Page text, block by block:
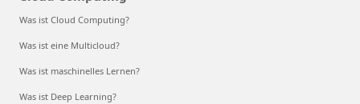
Was ist Cloud Computing?
Was ist eine Multicloud?
Was ist maschinelles Lernen?
Was ist Deep Learning?